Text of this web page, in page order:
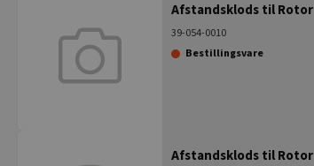
Afstandsklods til Rotor
39-054-0010
Bestillingsvare
Afstandsklods til Rotor